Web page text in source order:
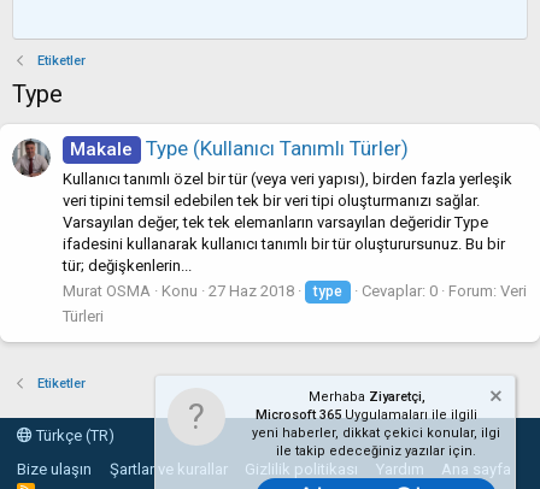
Etiketler
Type
Makale Type (Kullanıcı Tanımlı Türler)
Kullanıcı tanımlı özel bir tür (veya veri yapısı), birden fazla yerleşik
veri tipini temsil edebilen tek bir veri tipi oluşturmanızı sağlar.
Varsayılan değer, tek tek elemanların varsayılan değeridir Type
ifadesini kullanarak kullanıcı tanımlı bir tür oluşturursunuz. Bu bir
tür; değişkenlerin...
Murat OSMA
Konu 27 Haz 2018 type Cevaplar: 0 Forum: Veri
Türleri
Etiketler
Türkçe (TR)
Bize ulaşın
Şartlar ve kurallar Gizlilik politikası Yardım Ana sayfa
Merhaba Ziyaretçi,
Microsoft 365Uygulamaları ile ilgili
yeni haberler, dikkat çekici konular, ilgi
ile takip edeceğiniz yazılar için.